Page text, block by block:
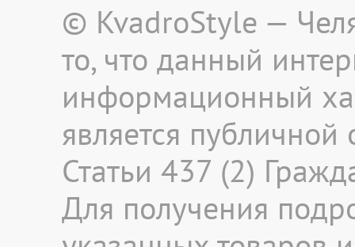
© KvadroStyle —
то, что данный
информационный
является
Статьи 437 (2)
Для получения